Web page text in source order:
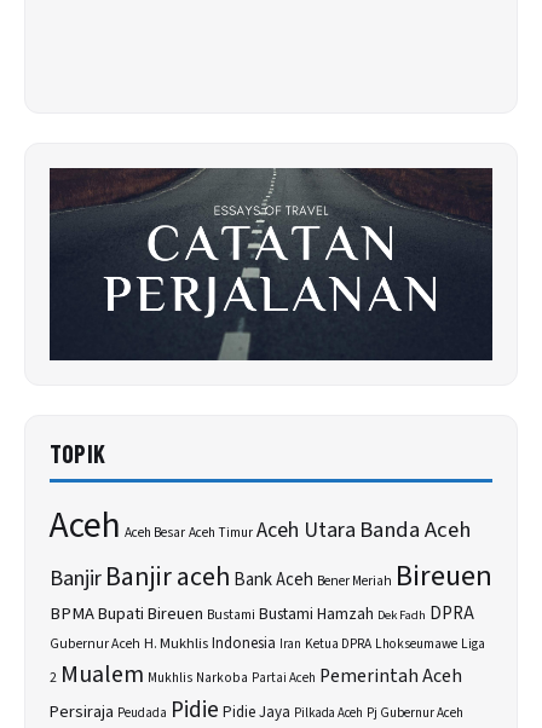
TOPIK
Aceh Aceh BesarAceh TimurAceh Utara Banda Aceh
BanjirBanjir aceh Bank Aceh Bener Meriah Bireuen
BPMABupati Bireuen Bustami Bustami Hamzah Dek Fadh DPRA
Gubernur Aceh H. MukhlisIndonesia Iran Ketua DPRA Lhokseumawe Liga
2 Mualem Mukhlis Narkoba Partai Aceh Pemerintah Aceh
Persiraja Peudada Pidie Pidie Jaya Pilkada Aceh Pj Gubernur Aceh